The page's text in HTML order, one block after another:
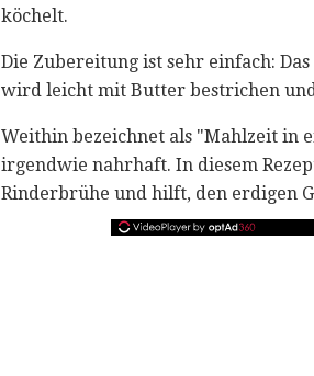
köchelt.
Die Zubereitung ist sehr einfach:
wird leicht mit Butter bestrichen
Weithin bezeichnet als "Mahlzeit in
irgendwie nahrhaft. In diesem
Rinderbrühe und hilft, den erdigen